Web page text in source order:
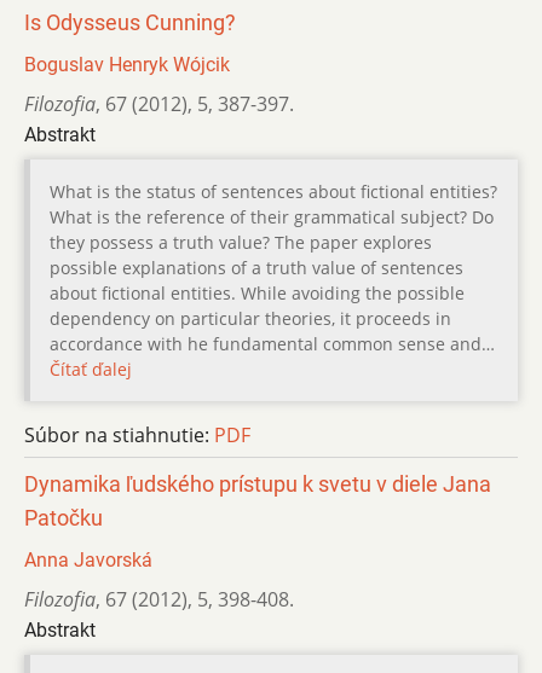
Is Odysseus Cunning?
Boguslav Henryk Wójcik
Filozofia, 67 (2012), 5, 387-397.
Abstrakt
What is the status of sentences about fictional entities?
What is the reference of their grammatical subject? Do
they possess a truth value? The paper explores
possible explanations of a truth value of sentences
about fictional entities. While avoiding the possible
dependency on particular theories, it proceeds in
accordance with he fundamental common sense and…
Čítať ďalej
Súbor na stiahnutie: PDF
Dynamika ľudského prístupu k svetu v diele Jana
Patočku
Anna Javorská
Filozofia, 67 (2012), 5, 398-408.
Abstrakt